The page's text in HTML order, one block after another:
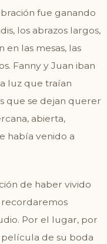
fue ganando
los abrazos largos,
en las mesas, las
Fanny y Juan iban
luz que traían
que se dejan querer
abierta,
había venido a
de haber vivido
recordaremos
Por el lugar, por
película de su boda